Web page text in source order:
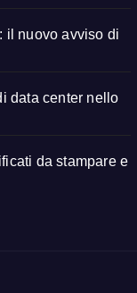
il nuovo avviso di
data center nello
da stampare e